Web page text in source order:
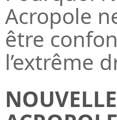
Acropole
être
l’extrême
NOUVELLE